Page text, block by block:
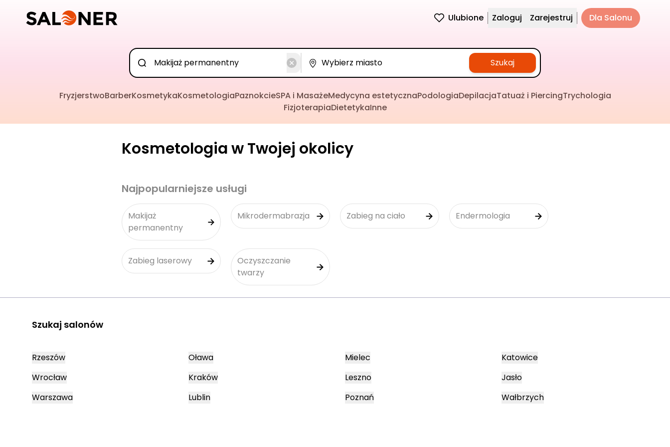
Ulubione Zaloguj Zarejestruj Dla Salonu
Szukaj
FryzjerstwoBarberKosmetykaKosmetologiaPaznokcieSPA i MasażeMedycyna estetycznaPodologiaDepilacjaTatuaż i PiercingTrychologia
FizjoterapiaDietetykaInne
Kosmetologia w Twojej okolicy
Najpopularniejsze usługi
Makijaż
permanentny
Mikrodermabrazja Zabieg na ciało Endermologia
Zabieg laserowy
Oczyszczanie
twarzy
Szukaj salonów
Rzeszów
Wrocław
Warszawa
Oława
Kraków
Lublin
Mielec
Leszno
Poznań
Katowice
Jasło
Wałbrzych